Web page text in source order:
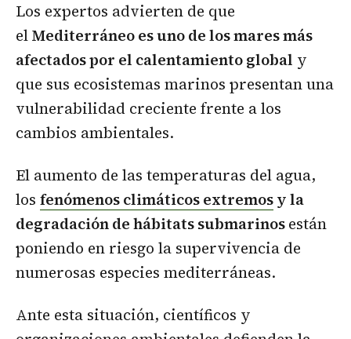
Los expertos advierten de que
elMediterráneo es uno de los mares más
afectados por el calentamiento global y
que sus ecosistemas marinos presentan una
vulnerabilidad creciente frente a los
cambios ambientales.
El aumento de las temperaturas del agua,
los fenómenos climáticos extremosy la
degradación de hábitats submarinosestán
poniendo en riesgo la supervivencia de
numerosas especies mediterráneas.
Ante esta situación, científicos y